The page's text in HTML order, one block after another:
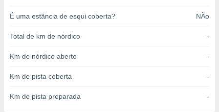
num
para
É uma estância de esqui coberta? NÃo
Total de km de nórdico -
Km de nórdico aberto -
Km de pista coberta -
Km de pista preparada -